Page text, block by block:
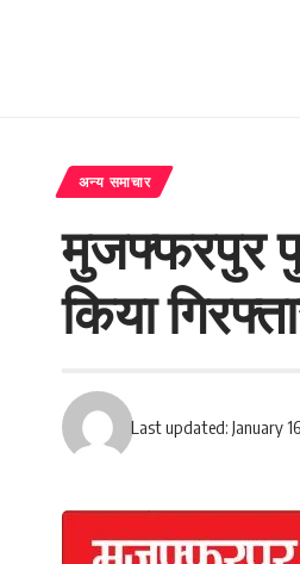
अन्य समाचार
मुजफ्फरपुर
किया
Last updated: January